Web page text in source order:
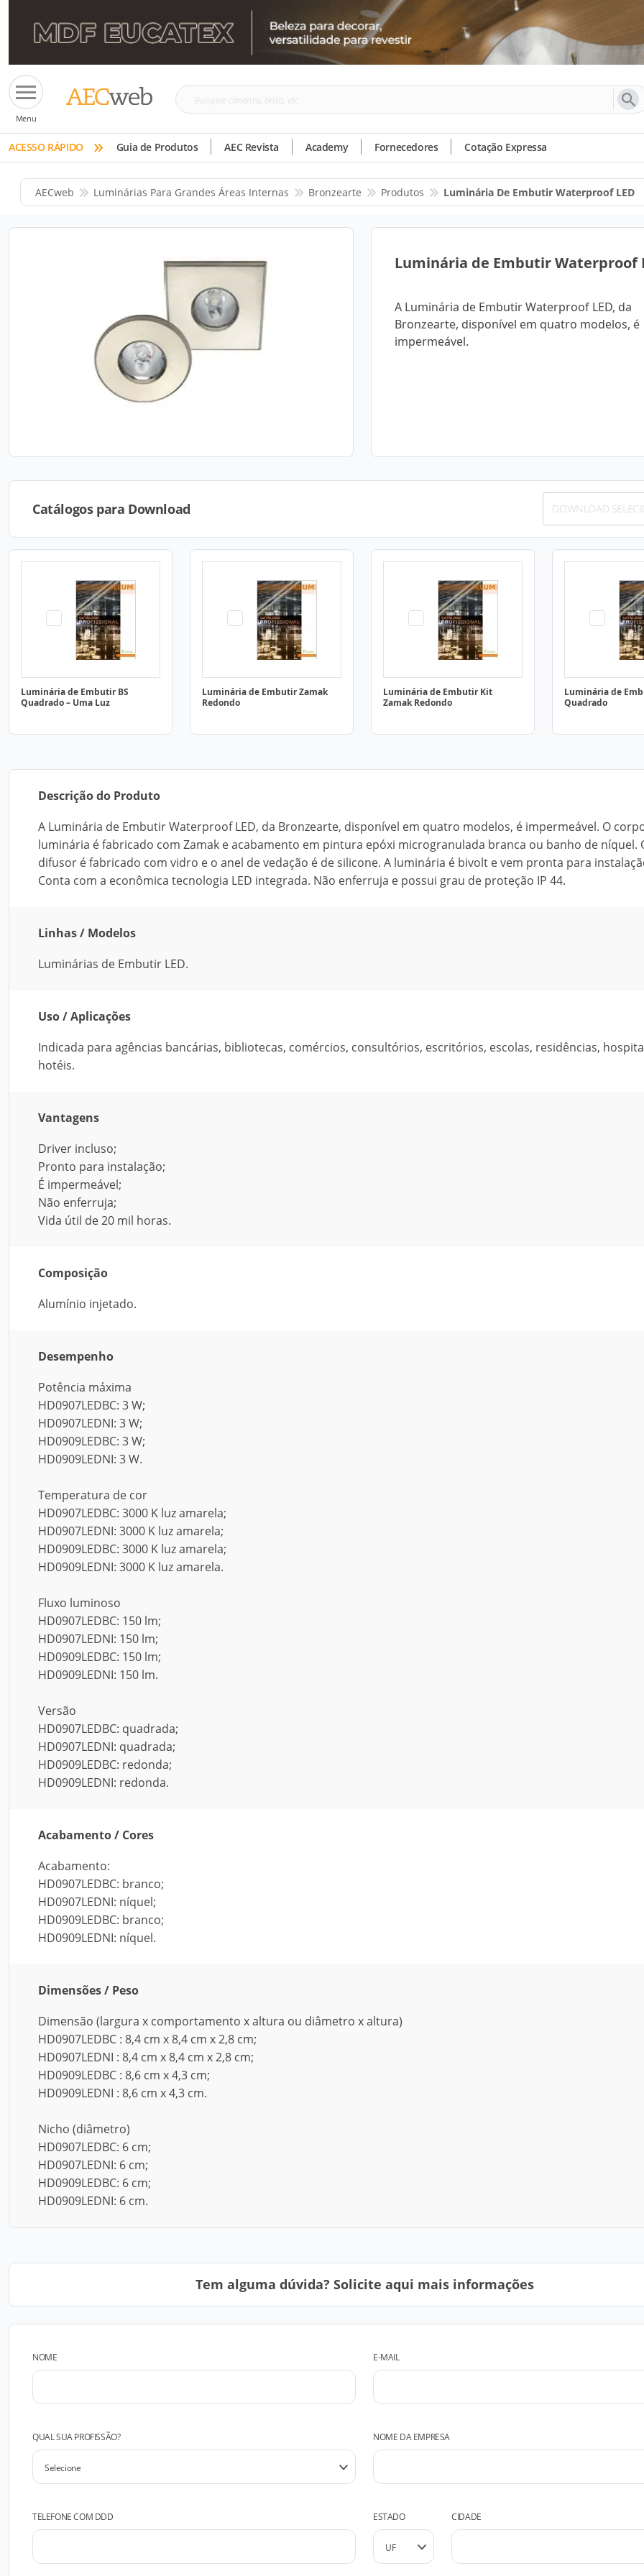
Menu
Busque
tinta,
etc
ACESSO RÁPIDO » Guia de Produtos AEC Revista Academy Fornecedores Cotação Expressa
AECweb Luminárias Para Grandes Áreas Internas Bronzearte Produtos Luminária De Embutir Waterproof LED
Luminária de Embutir Waterproof
A Luminária de Embutir Waterproof LED, da
Bronzearte, disponível em quatro modelos, é
impermeável.
Catálogos para Download DOWNLOAD
Luminária de Embutir BS
Quadrado – Uma Luz
Luminária de Embutir Zamak
Redondo
Luminária de Embutir Kit
Zamak Redondo
Luminária de
Quadrado
Descrição do Produto
A Luminária de Embutir Waterproof LED, da Bronzearte, disponível em quatro modelos, é impermeável. O
luminária é fabricado com Zamak e acabamento em pintura epóxi microgranulada branca ou banho de níquel.
difusor é fabricado com vidro e o anel de vedação é de silicone. A luminária é bivolt e vem pronta para
Conta com a econômica tecnologia LED integrada. Não enferruja e possui grau de proteção IP 44.
Linhas / Modelos
Luminárias de Embutir LED.
Uso / Aplicações
Indicada para agências bancárias, bibliotecas, comércios, consultórios, escritórios, escolas, residências,
hotéis.
Vantagens
Driver incluso;
Pronto para instalação;
É impermeável;
Não enferruja;
Vida útil de 20 mil horas.
Composição
Alumínio injetado.
Desempenho
Potência máxima
HD0907LEDBC: 3 W;
HD0907LEDNI: 3 W;
HD0909LEDBC: 3 W;
HD0909LEDNI: 3 W.
Temperatura de cor
HD0907LEDBC: 3000 K luz amarela;
HD0907LEDNI: 3000 K luz amarela;
HD0909LEDBC: 3000 K luz amarela;
HD0909LEDNI: 3000 K luz amarela.
Fluxo luminoso
HD0907LEDBC: 150 lm;
HD0907LEDNI: 150 lm;
HD0909LEDBC: 150 lm;
HD0909LEDNI: 150 lm.
Versão
HD0907LEDBC: quadrada;
HD0907LEDNI: quadrada;
HD0909LEDBC: redonda;
HD0909LEDNI: redonda.
Acabamento / Cores
Acabamento:
HD0907LEDBC: branco;
HD0907LEDNI: níquel;
HD0909LEDBC: branco;
HD0909LEDNI: níquel.
Dimensões / Peso
Dimensão (largura x comportamento x altura ou diâmetro x altura)
HD0907LEDBC : 8,4 cm x 8,4 cm x 2,8 cm;
HD0907LEDNI : 8,4 cm x 8,4 cm x 2,8 cm;
HD0909LEDBC : 8,6 cm x 4,3 cm;
HD0909LEDNI : 8,6 cm x 4,3 cm.
Nicho (diâmetro)
HD0907LEDBC: 6 cm;
HD0907LEDNI: 6 cm;
HD0909LEDBC: 6 cm;
HD0909LEDNI: 6 cm.
Tem alguma dúvida? Solicite aqui mais informações
NOME E-MAIL
QUAL SUA PROFISSÃO? NOME DA EMPRESA
TELEFONE COM DDD ESTADO CIDADE